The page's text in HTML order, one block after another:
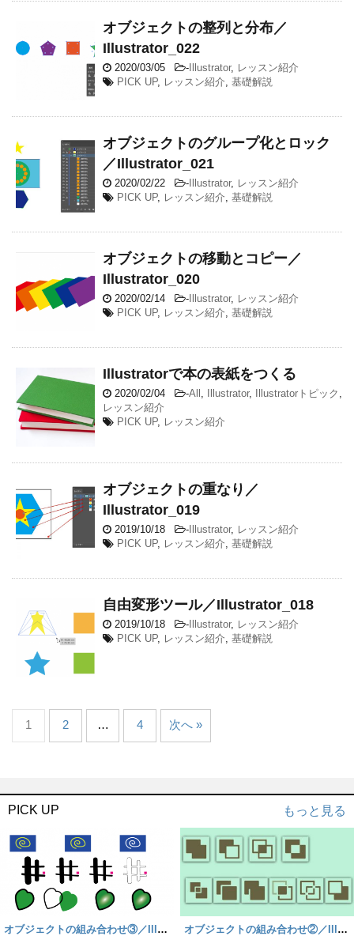
オブジェクトの整列と分布／
Illustrator_022
2020/03/05 - Illustrator, レッスン紹介
PICK UP, レッスン紹介, 基礎解説
オブジェクトのグループ化とロック
／Illustrator_021
2020/02/22 - Illustrator, レッスン紹介
PICK UP, レッスン紹介, 基礎解説
オブジェクトの移動とコピー／
Illustrator_020
2020/02/14 - Illustrator, レッスン紹介
PICK UP, レッスン紹介, 基礎解説
Illustratorで本の表紙をつくる
2020/02/04 -All , Illustrator, Illustratorトピック ,
レッスン紹介
PICK UP, レッスン紹介
オブジェクトの重なり／
Illustrator_019
2019/10/18 - Illustrator, レッスン紹介
PICK UP, レッスン紹介, 基礎解説
自由変形ツール／Illustrator_018
2019/10/18 - Illustrator, レッスン紹介
PICK UP, レッスン紹介, 基礎解説
1 2 … 4 次へ »
PICK UP もっと見る
オブジェクトの組み合わせ③／Illust オブジェクトの組み合わせ②／Illust